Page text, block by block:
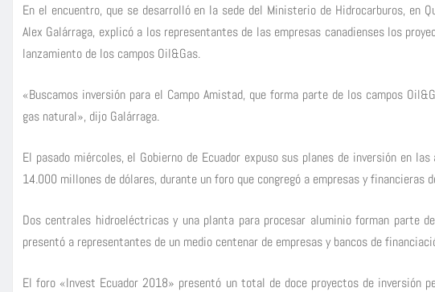
En el encuentro, que se desarrolló en la sede del Ministerio de Hidrocarburos, en
Alex Galárraga, explicó a los representantes de las empresas canadienses los
lanzamiento de los campos Oil&Gas.
«Buscamos inversión para el Campo Amistad, que forma parte de los campos
gas natural», dijo Galárraga.
El pasado miércoles, el Gobierno de Ecuador expuso sus planes de inversión en
14.000 millones de dólares, durante un foro que congregó a empresas y financieras
Dos centrales hidroeléctricas y una planta para procesar aluminio forman parte
presentó a representantes de un medio centenar de empresas y bancos de
El foro «Invest Ecuador 2018» presentó un total de doce proyectos de inversión